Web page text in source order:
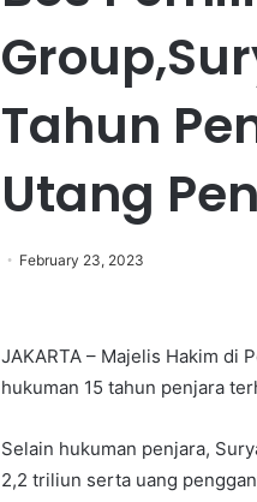
Tahun
Utang
February 23, 2023
JAKARTA – Majelis Hakim di
hukuman 15 tahun penjara
Selain hukuman penjara,
2,2 triliun serta uang